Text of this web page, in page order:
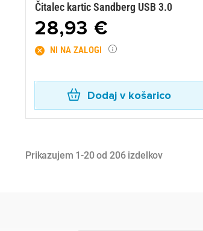
Čitalec kartic Sandberg USB 3.0
28,93 €
NI NA ZALOGI
Dodaj v košarico
Prikazujem 1-20 od 206 izdelkov